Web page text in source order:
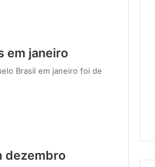
em janeiro
Brasil em janeiro foi de
dezembro